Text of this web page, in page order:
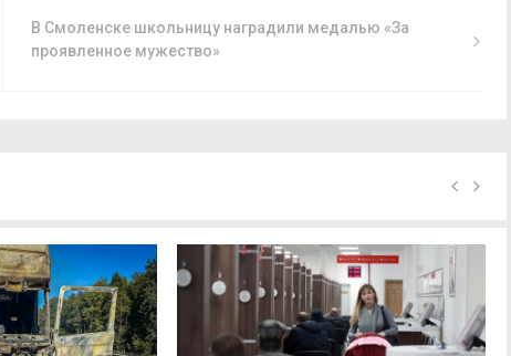
В Смоленске школьницу наградили медалью «За
проявленное мужество»